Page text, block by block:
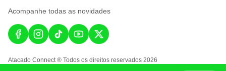
Acompanhe todas as novidades
Atacado Connect ® Todos os direitos reservados 2026